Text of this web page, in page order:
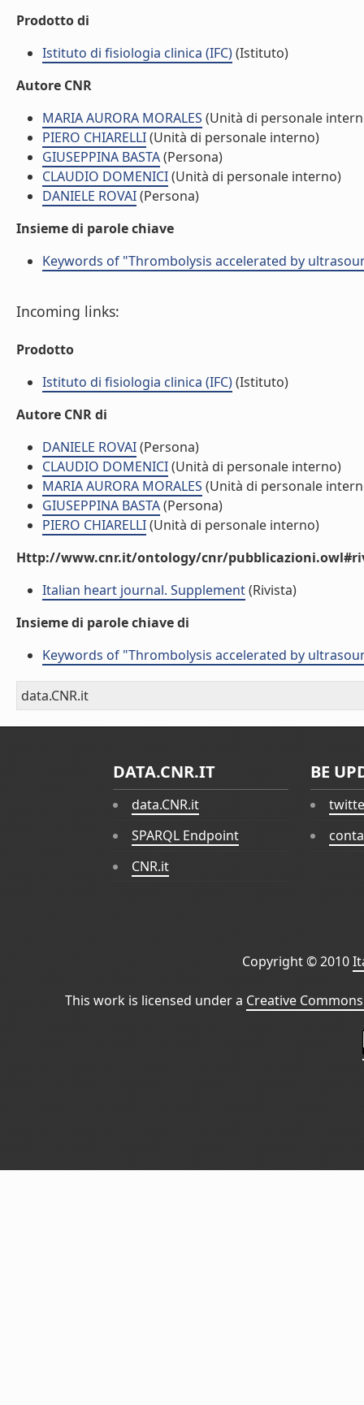
Prodotto di
Istituto di fisiologia clinica (IFC)(Istituto)
Autore CNR
MARIA AURORA MORALES (Unità di personale
PIERO CHIARELLI(Unità di personale interno)
GIUSEPPINA BASTA(Persona)
CLAUDIO DOMENICI(Unità di personale interno)
DANIELE ROVAI(Persona)
Insieme di parole chiave
Keywords of "Thrombolysis accelerated by
Incoming links:
Prodotto
Istituto di fisiologia clinica (IFC)(Istituto)
Autore CNR di
DANIELE ROVAI(Persona)
CLAUDIO DOMENICI(Unità di personale interno)
MARIA AURORA MORALES (Unità di personale
GIUSEPPINA BASTA(Persona)
PIERO CHIARELLI(Unità di personale interno)
Http://www.cnr.it/ontology/cnr/
Italian heart journal. Supplement(Rivista)
Insieme di parole chiave di
Keywords of "Thrombolysis accelerated by
data.CNR.it
DATA.CNR.IT
data.CNR.it
SPARQL Endpoint
CNR.it
BE
Copyright © 2010
This work is licensed under a Creative